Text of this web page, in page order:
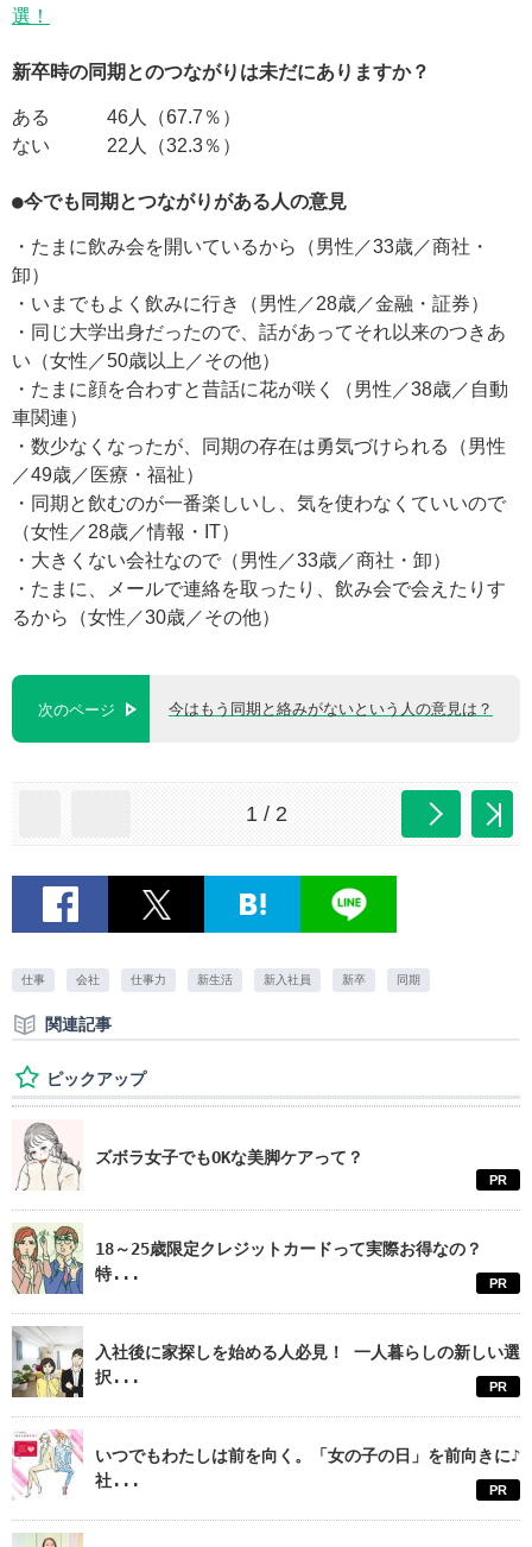
選！
新卒時の同期とのつながりは未だにありますか？
ある 46人（67.7％）
ない 22人（32.3％）
●今でも同期とつながりがある人の意見
・たまに飲み会を開いているから（男性／33歳／商社・
卸）
・いまでもよく飲みに行き（男性／28歳／金融・証券）
・同じ大学出身だったので、話があってそれ以来のつきあ
い（女性／50歳以上／その他）
・たまに顔を合わすと昔話に花が咲く（男性／38歳／自動
車関連）
・数少なくなったが、同期の存在は勇気づけられる（男性
／49歳／医療・福祉）
・同期と飲むのが一番楽しいし、気を使わなくていいので
（女性／28歳／情報・IT）
・大きくない会社なので（男性／33歳／商社・卸）
・たまに、メールで連絡を取ったり、飲み会で会えたりす
るから（女性／30歳／その他）
次のページ 今はもう同期と絡みがないという人の意見は？
1 / 2
仕事 会社 仕事力 新生活 新入社員 新卒 同期
関連記事
ピックアップ
ズボラ女子でもOKな美脚ケアって？
PR
18～25歳限定クレジットカードって実際お得なの？
特...
PR
入社後に家探しを始める人必見！ 一人暮らしの新しい選
択...
PR
いつでもわたしは前を向く。「女の子の日」を前向きに♪
社...
PR